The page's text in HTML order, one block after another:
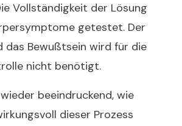
Vollständigkeit der Lösung
getestet. Der
das Bewußtsein wird für die
nicht benötigt.
beeindruckend, wie
dieser Prozess